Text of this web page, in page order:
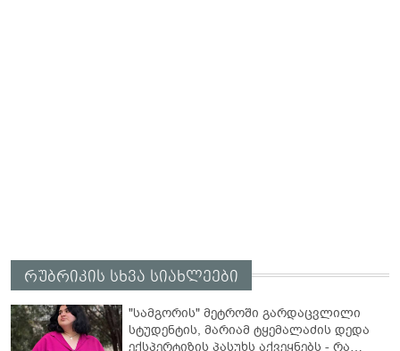
რუბრიკის სხვა სიახლეები
"სამგორის" მეტროში გარდაცვლილი
სტუდენტის, მარიამ ტყემალაძის დედა
ექსპერტიზის პასუხს აქვეყნებს - რა